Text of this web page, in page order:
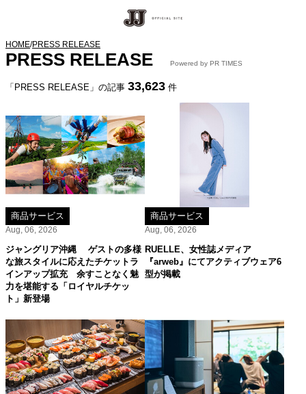
HOME/PRESS RELEASE
PRESS RELEASE Powered by PR TIMES
「PRESS RELEASE」の記事 33,623 件
商品サービス
Aug, 06, 2026
ジャングリア沖縄 ゲストの多様
な旅スタイルに応えたチケットラ
インアップ拡充 余すことなく魅
力を堪能する「ロイヤルチケッ
ト」新登場
商品サービス
Aug, 06, 2026
RUELLE、女性誌メディア
『arweb』にてアクティブウェア6
型が掲載